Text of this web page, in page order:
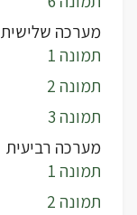
מערכה שלישית
תמונה 1
תמונה 2
תמונה 3
מערכה רביעית
תמונה 1
תמונה 2